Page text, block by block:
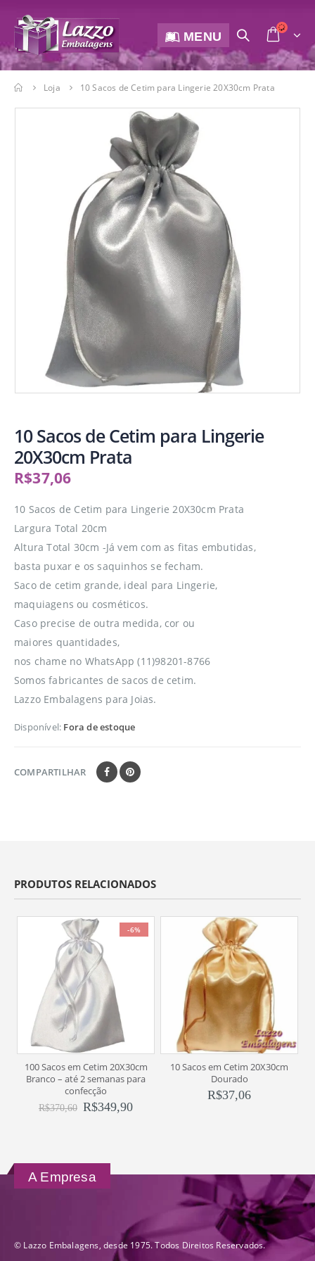
MENU
Loja 10 Sacos de Cetim para Lingerie 20X30cm Prata
10 Sacos de Cetim para Lingerie
20X30cm Prata
R$37,06
10 Sacos de Cetim para Lingerie 20X30cm Prata
Largura Total 20cm
Altura Total 30cm -Já vem com as fitas embutidas,
basta puxar e os saquinhos se fecham.
Saco de cetim grande, ideal para Lingerie,
maquiagens ou cosméticos.
Caso precise de outra medida, cor ou
maiores quantidades,
nos chame no WhatsApp (11)98201-8766
Somos fabricantes de sacos de cetim.
Lazzo Embalagens para Joias.
Disponível: Fora de estoque
COMPARTILHAR
PRODUTOS RELACIONADOS
-6%
100 Sacos em Cetim 20X30cm
Branco – até 2 semanas para
confecção
R$370,60 R$349,90
10 Sacos em Cetim 20X30cm
Dourado
R$37,06
A Empresa
© Lazzo Embalagens, desde 1975. Todos Direitos Reservados.